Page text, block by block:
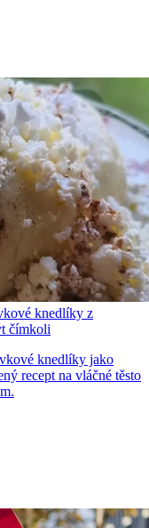
knedlíky z
čímkoli
knedlíky jako
recept na vláčné těsto